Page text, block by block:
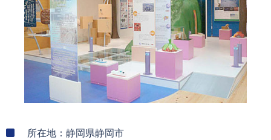
所在地：静岡県静岡市